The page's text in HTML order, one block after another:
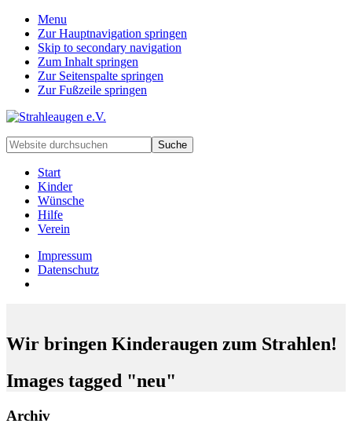
Menu
Zur Hauptnavigation springen
Skip to secondary navigation
Zum Inhalt springen
Zur Seitenspalte springen
Zur Fußzeile springen
Handarbeiten
für
besondere
Kinder
deren
Familien
Website
durchsuchen
Start
Kinder
Wünsche
Hilfe
Verein
Impressum
Datenschutz
Wir bringen Kinderaugen zum Strahlen!
Images tagged "neu"
Seitenspalte
Archiv